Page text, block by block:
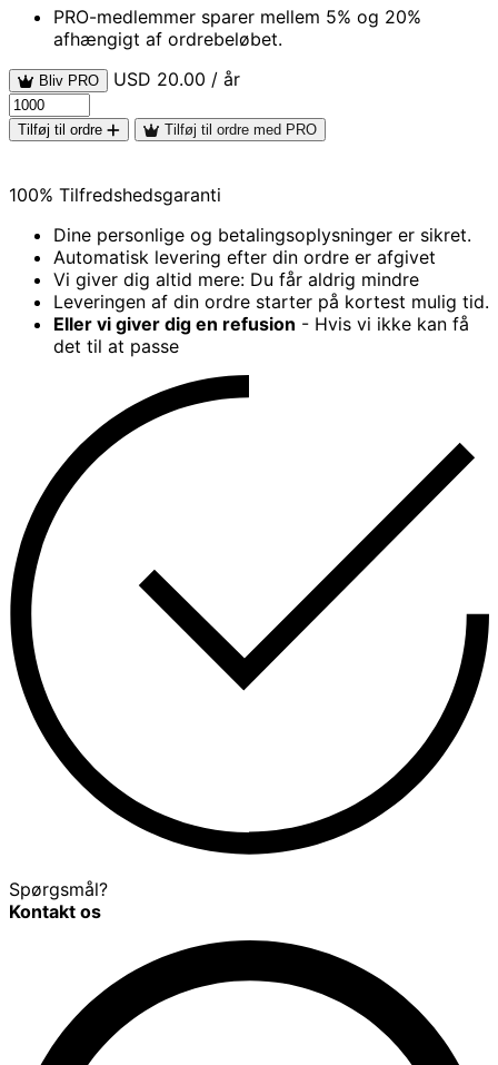
PRO-medlemmer sparer mellem 5% og 20%
afhængigt af ordrebeløbet.
Bliv PRO USD 20.00 / år
Tilføj til ordre Tilføj til ordre med PRO
100% Tilfredshedsgaranti
Dine personlige og betalingsoplysninger er sikret.
Automatisk levering efter din ordre er afgivet
Vi giver dig altid mere: Du får aldrig mindre
Leveringen af din ordre starter på kortest mulig tid.
Eller vi giver dig en refusion - Hvis vi ikke kan få
det til at passe
Spørgsmål?
Kontakt os